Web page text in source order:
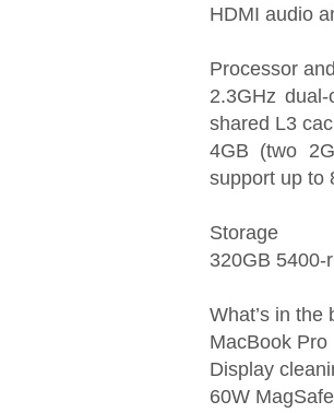
HDMI audio
Processor
2.3GHz
shared L3
4GB (two
support up to
Storage
320GB 5400-
What’s in the
MacBook Pro
Display
60W